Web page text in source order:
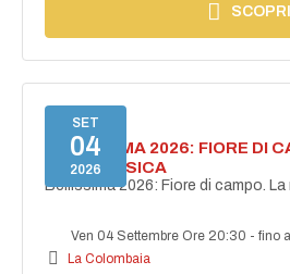
SCOPRI
SET
04
2026
BELLISSIMA 2026: FIORE DI
NON È MUSICA
Bellissima 2026: Fiore di campo.
Ven 04 Settembre Ore 20:30 -fino
La Colombaia